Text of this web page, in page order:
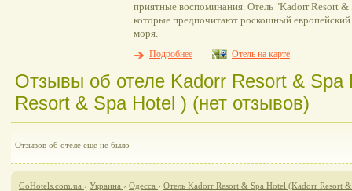
приятные воспоминания. Отель "Kadorr Resort &
которые предпочитают роскошный
моря.
Подробнее
Отель на карте
Отзывы об отеле Kadorr Resort & Spa
Resort & Spa Hotel ) (нет отзывов)
Отзывов об отеле еще не было
GoHotels.com.ua › Украина › Одесса › Отель Kadorr Resort & Spa Hotel (Kadorr Resort